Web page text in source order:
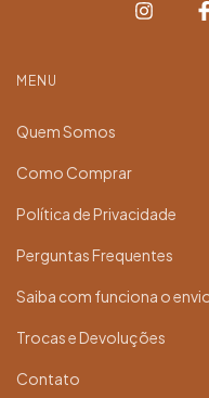
MENU
Quem Somos
Como Comprar
Política de Privacidade
Perguntas Frequentes
Saiba com funciona o
Trocas e Devoluções
Contato